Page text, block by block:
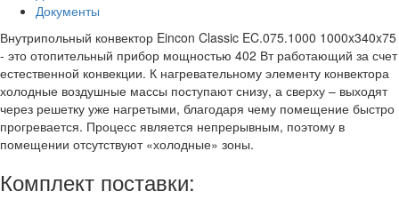
Документы
Внутрипольный конвектор Eincon Classic EC.075.1000 1000x340x75
- это отопительный прибор мощностью 402 Вт работающий за счет
естественной конвекции. К нагревательному элементу конвектора
холодные воздушные массы поступают снизу, а сверху – выходят
через решетку уже нагретыми, благодаря чему помещение быстро
прогревается. Процесс является непрерывным, поэтому в
помещении отсутствуют «холодные» зоны.
Комплект поставки: